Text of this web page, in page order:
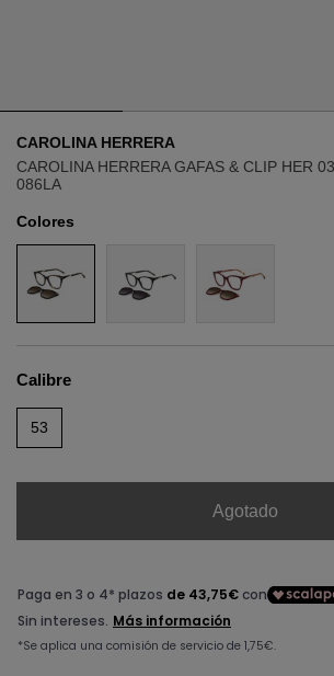
AVIADOR
OJO DE GATO
RECTANGULAR/CUADRADA
COMPRAR POR DISEÑADOR
AVIADOR
OJO DE GATO
RECTANGULAR/CUADRADA
COMPRAR POR DISEÑADOR
CAROLINA HERRERA
CAROLINA HERRERA GAFAS & CLIP HER
086LA
Colores
Calibre
53
Agotado